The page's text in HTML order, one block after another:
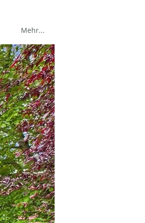
Mehr...